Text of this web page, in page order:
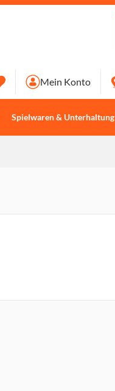
Spielwaren & Unterhaltung
Mein Konto